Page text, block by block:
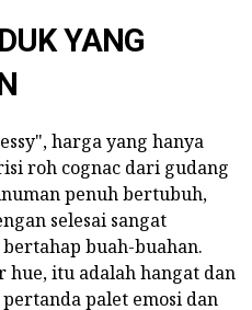
YANG
harga yang hanya
roh cognac dari gudang
penuh bertubuh,
selesai sangat
buah-buahan.
itu adalah hangat dan
palet emosi dan